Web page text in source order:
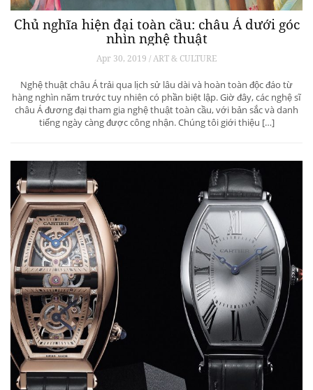
Chủ nghĩa hiện đại toàn cầu: châu Á dưới góc
nhìn nghệ thuật
Apr 30, 2019 / ART & CULTURE
Nghệ thuật châu Á trải qua lịch sử lâu dài và hoàn toàn độc đáo từ
hàng nghìn năm trước tuy nhiên có phần biệt lập. Giờ đây, các nghệ sĩ
châu Á đương đại tham gia nghệ thuật toàn cầu, với bản sắc và danh
tiếng ngày càng được công nhận. Chúng tôi giới thiệu […]